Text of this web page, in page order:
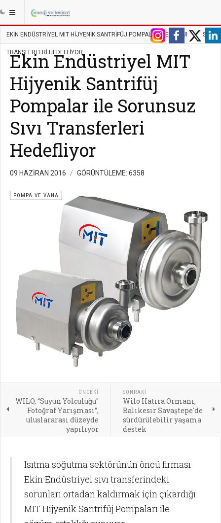
||| ANASAYFA TESISAT
EKIN ENDÜSTRIYEL MIT HIJYENIK SANTRIFÜJ POMPALAR ILE SORUNSUZ SIVI
TRANSFERLERI HEDEFLIYOR
Ekin Endüstriyel MIT
Hijyenik Santrifüj
Pompalar ile Sorunsuz
Sıvı Transferleri
Hedefliyor
09 HAZIRAN 2016 GÖRÜNTÜLEME: 6358
POMPA VE VANA
ÖNCEKI
WILO, “Suyun Yolculuğu"
Fotoğraf Yarışması”,
uluslararası düzeyde
yapılıyor
SONRAKI
Wilo Hatıra Ormanı,
Balıkesir Savaştepe'de
sürdürülebilir yaşama
destek
Isıtma soğutma sektörünün öncü firması
Ekin Endüstriyel sıvı transferindeki
sorunları ortadan kaldırmak için çıkardığı
MIT Hijyenik Santrifüj Pompaları ile